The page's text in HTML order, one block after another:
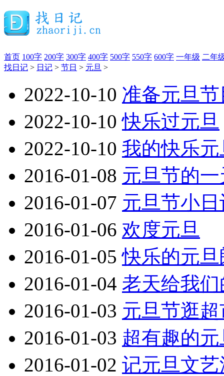
首页 100字 200字 300字 400字 500字 550字 600字 一年级 二年
找日记 > 日记 > 节日 > 元旦 >
2022-10-10 准备元旦节
2022-10-10 快乐过元旦
2022-10-10 我的快乐元
2016-01-08 元旦节的一
2016-01-07 元旦节小日
2016-01-06 欢度元旦
2016-01-05 快乐的元
2016-01-04 老天给我
2016-01-03 元旦节逛
2016-01-03 超有趣的
2016-01-02 记元旦文